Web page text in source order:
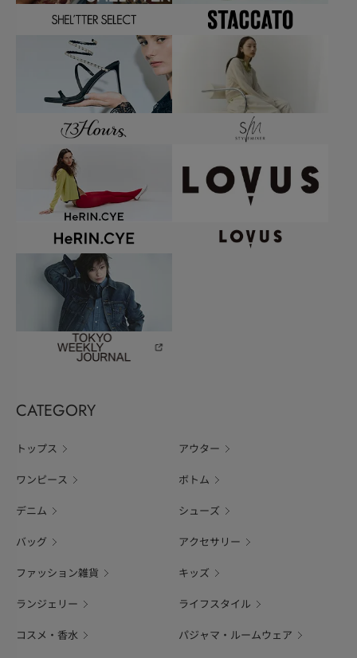
CATEGORY
トップス アウター
ワンピース ボトム
デニム シューズ
バッグ アクセサリー
ファッション雑貨 キッズ
ランジェリー ライフスタイル
コスメ・香水 パジャマ・ルームウェア